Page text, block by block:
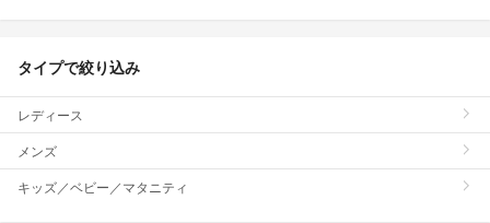
タイプで絞り込み
レディース
メンズ
キッズ／ベビー／マタニティ